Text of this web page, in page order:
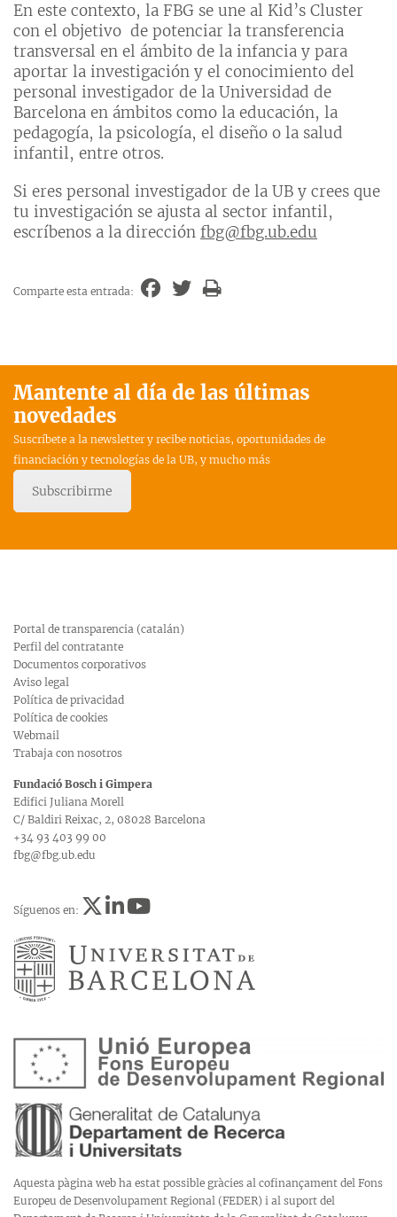
En este contexto, la FBG se une al Kid’s Cluster
con el objetivo de potenciar la transferencia
transversal en el ámbito de la infancia y para
aportar la investigación y el conocimiento del
personal investigador de la Universidad de
Barcelona en ámbitos como la educación, la
pedagogía, la psicología, el diseño o la salud
infantil, entre otros.
Si eres personal investigador de la UB y crees que
tu investigación se ajusta al sector infantil,
escríbenos a la dirección fbg@fbg.ub.edu
Comparte esta entrada:
Mantente al día de las últimas
novedades
Suscríbete a la newsletter y recibe noticias, oportunidades de
financiación y tecnologías de la UB, y mucho más
Subscribirme
Portal de transparencia (catalán)
Perfil del contratante
Documentos corporativos
Aviso legal
Política de privacidad
Política de cookies
Webmail
Trabaja con nosotros
Fundació Bosch i Gimpera
Edifici Juliana Morell
C/ Baldiri Reixac, 2, 08028 Barcelona
+34 93 403 99 00
fbg@fbg.ub.edu
Síguenos en:
Aquesta pàgina web ha estat possible gràcies al cofinançament del Fons
Europeu de Desenvolupament Regional (FEDER) i al suport del